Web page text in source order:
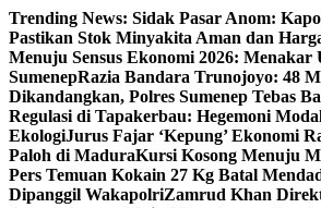
Skip
to
content
Trending News: Sidak Pasar Anom:
Pastikan Stok Minyakita Aman dan
Menuju Sensus Ekonomi 2026:
SumenepRazia Bandara Trunojoyo: 48
Dikandangkan, Polres Sumenep Tebas
Regulasi di Tapakerbau: Hegemoni
EkologiJurus Fajar ‘Kepung’ Ekonomi
Paloh di MaduraKursi Kosong Menuju
Pers Temuan Kokain 27 Kg Batal
Dipanggil WakapolriZamrud Khan